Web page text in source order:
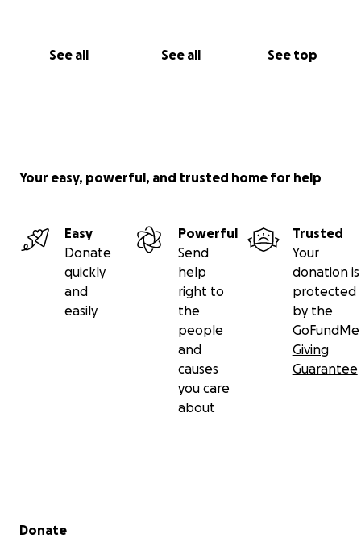
See all See all See top
Your easy, powerful, and trusted home for help
Easy
Donate
quickly
and
easily
Powerful
Send
help
right to
the
people
and
causes
you care
about
Trusted
Your
donation is
protected
by the
GoFundMe
Giving
Guarantee
Secondary menu
Donate